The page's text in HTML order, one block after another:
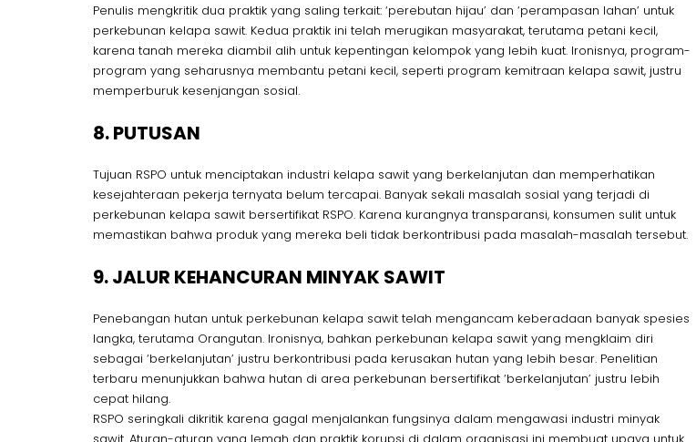
Penulis mengkritik dua praktik yang saling terkait: ‘perebutan hijau’ dan ‘perampasan lahan’ untuk
perkebunan kelapa sawit. Kedua praktik ini telah merugikan masyarakat, terutama petani kecil,
karena tanah mereka diambil alih untuk kepentingan kelompok yang lebih kuat. Ironisnya, program-
program yang seharusnya membantu petani kecil, seperti program kemitraan kelapa sawit, justru
memperburuk kesenjangan sosial.
8. PUTUSAN
Tujuan RSPO untuk menciptakan industri kelapa sawit yang berkelanjutan dan memperhatikan
kesejahteraan pekerja ternyata belum tercapai. Banyak sekali masalah sosial yang terjadi di
perkebunan kelapa sawit bersertifikat RSPO. Karena kurangnya transparansi, konsumen sulit untuk
memastikan bahwa produk yang mereka beli tidak berkontribusi pada masalah-masalah tersebut.
9. JALUR KEHANCURAN MINYAK SAWIT
Penebangan hutan untuk perkebunan kelapa sawit telah mengancam keberadaan banyak spesies
langka, terutama Orangutan. Ironisnya, bahkan perkebunan kelapa sawit yang mengklaim diri
sebagai ‘berkelanjutan’ justru berkontribusi pada kerusakan hutan yang lebih besar. Penelitian
terbaru menunjukkan bahwa hutan di area perkebunan bersertifikat ‘berkelanjutan’ justru lebih
cepat hilang.
RSPO seringkali dikritik karena gagal menjalankan fungsinya dalam mengawasi industri minyak
sawit. Aturan-aturan yang lemah dan praktik korupsi di dalam organisasi ini membuat upaya untuk